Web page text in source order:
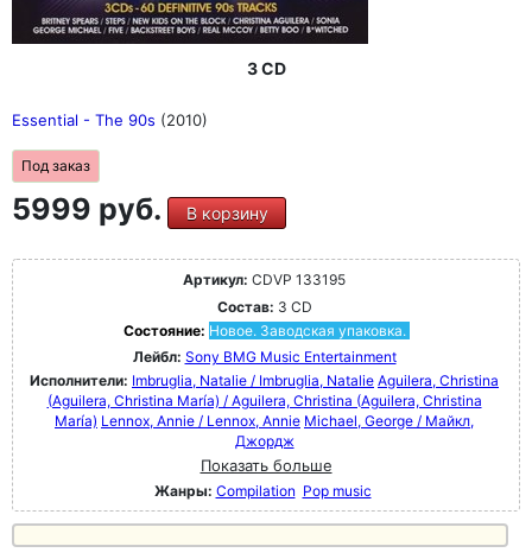
3 CD
Essential - The 90s (2010)
Под заказ
5999 руб. В корзину
Артикул: CDVP 133195
Состав: 3 CD
Состояние: Новое. Заводская упаковка.
Лейбл: Sony BMG Music Entertainment
Исполнители: Imbruglia, Natalie / Imbruglia, Natalie Aguilera, Christina
(Aguilera, Christina María) / Aguilera, Christina (Aguilera, Christina
María) Lennox, Annie / Lennox, Annie Michael, George / Майкл,
Джордж
Показать больше
Жанры: Compilation Pop music